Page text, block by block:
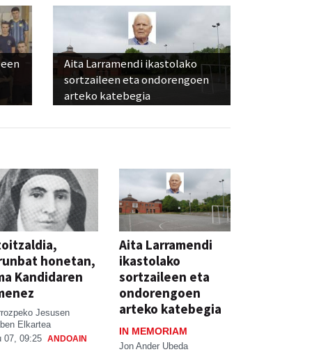
Aita Larramendi ikastolako
sortzaileen eta ondorengoen
arteko katebegia
honetan,
Kandidaren
Jesusen
Elkartea
07, 09:25 ANDOAIN
Aita Larramendi
ikastolako
sortzaileen eta
ondorengoen
arteko katebegia
IN MEMORIAM
Jon Ander Ubeda